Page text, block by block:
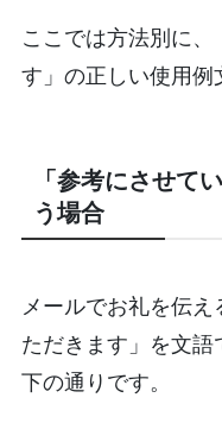
ここでは方法別に
す」の正しい使用例
「参考にさせて
う場合
メールでお礼を伝
ただきます」を文
下の通りです。